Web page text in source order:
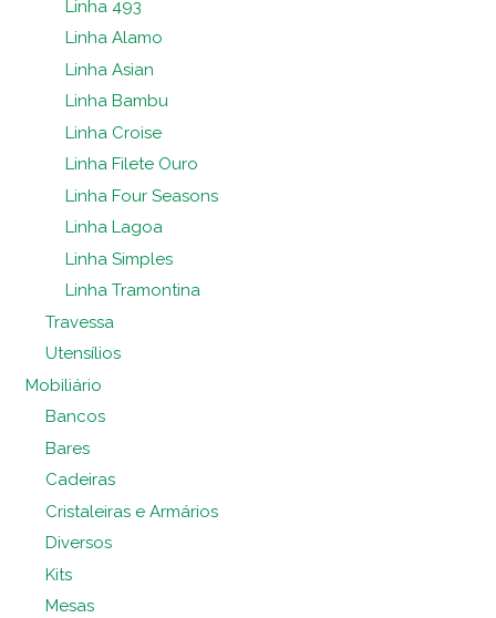
Linha 493
Linha Alamo
Linha Asian
Linha Bambu
Linha Croise
Linha Filete Ouro
Linha Four Seasons
Linha Lagoa
Linha Simples
Linha Tramontina
Travessa
Utensílios
Mobiliário
Bancos
Bares
Cadeiras
Cristaleiras e Armários
Diversos
Kits
Mesas